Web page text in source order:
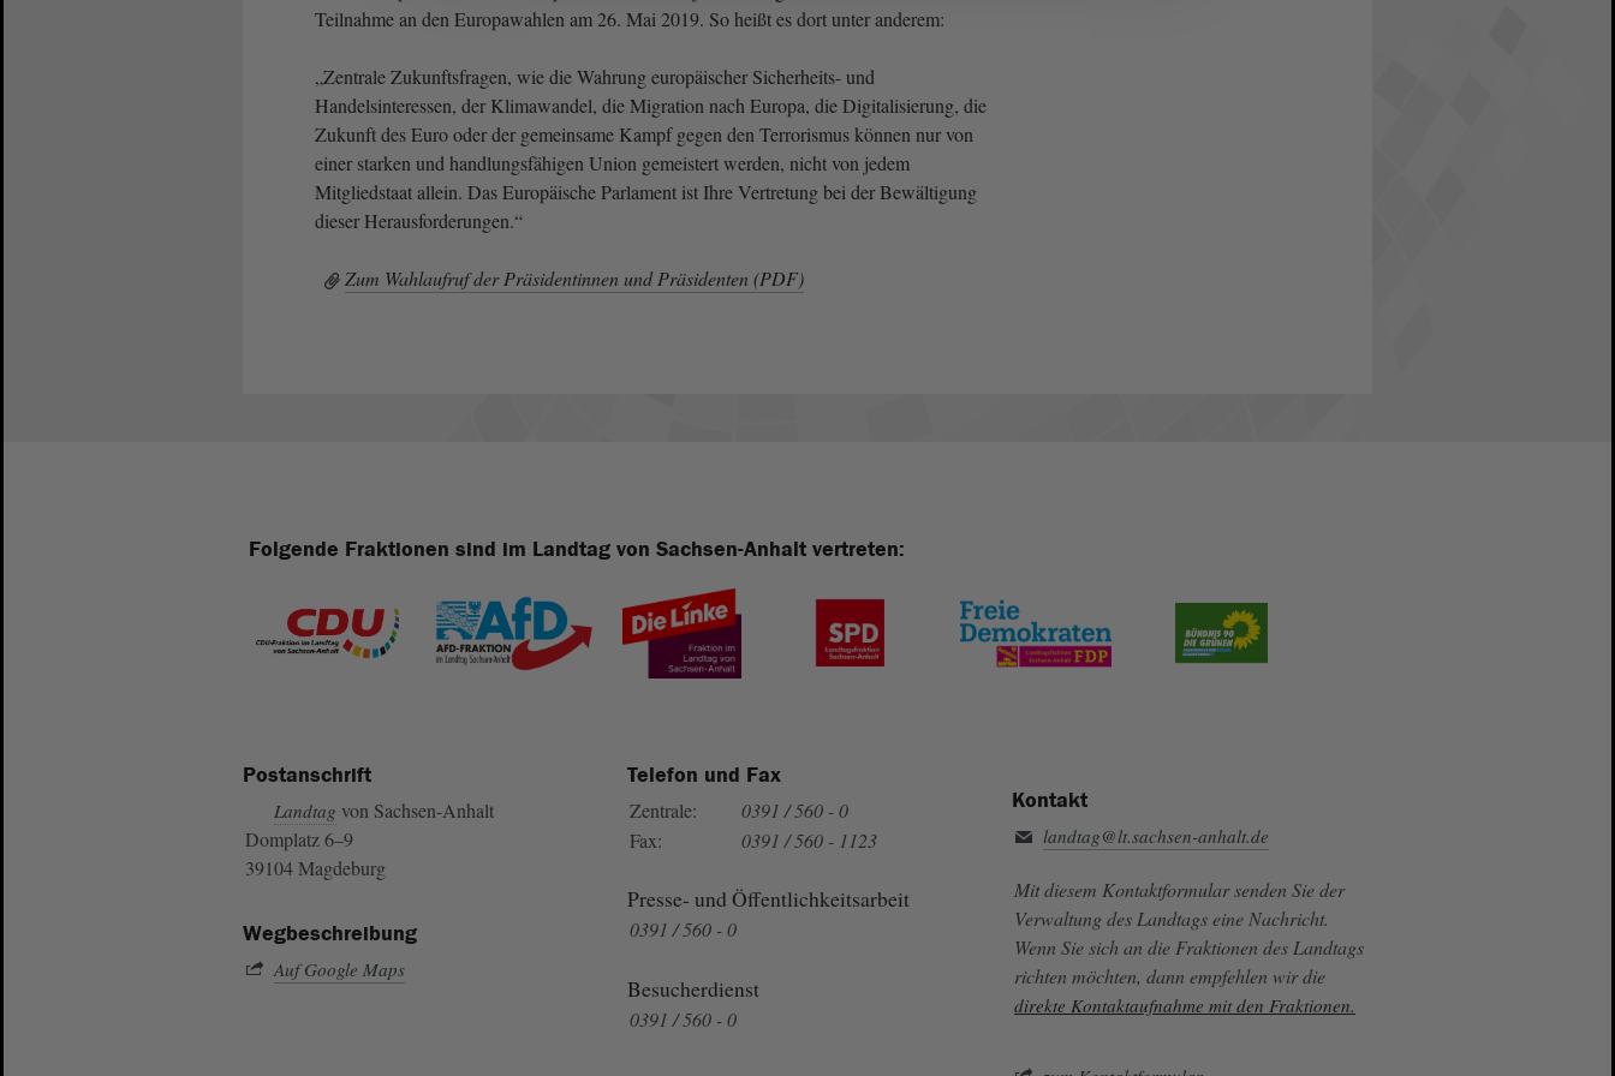
Teilnahme an den Europawahlen am 26. Mai 2019. So heißt es dort unter anderem:
„Zentrale Zukunftsfragen, wie die Wahrung europäischer Sicherheits- und
Handelsinteressen, der Klimawandel, die Migration nach Europa, die Digitalisierung, die
Zukunft des Euro oder der gemeinsame Kampf gegen den Terrorismus können nur von
einer starken und handlungsfähigen Union gemeistert werden, nicht von jedem
Mitgliedstaat allein. Das Europäische Parlament ist Ihre Vertretung bei der Bewältigung
dieser Herausforderungen.“
Zum Wahlaufruf der Präsidentinnen und Präsidenten (PDF)
Folgende Fraktionen sind im Landtag von Sachsen-Anhalt vertreten:
Postanschrift
Landtag von Sachsen-Anhalt
Domplatz 6–9
39104 Magdeburg
Wegbeschreibung
Auf Google Maps
Telefon und Fax
Zentrale:
0391 / 560 - 0
Fax:
0391 / 560 - 1123
Presse- und Öffentlichkeitsarbeit
0391 / 560 - 0
Besucherdienst
0391 / 560 - 0
Kontakt
landtag@lt.sachsen-anhalt.de
Mit diesem Kontaktformular senden Sie der
Verwaltung des Landtags eine Nachricht.
Wenn Sie sich an die Fraktionen des Landtags
richten möchten, dann empfehlen wir die
direkte Kontaktaufnahme mit den Fraktionen.